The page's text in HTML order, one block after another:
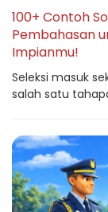
100+ Contoh
Pembahasan
Impianmu!
Seleksi masuk
salah satu